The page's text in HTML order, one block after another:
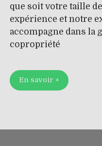
que soit votre taille
expérience et notre
accompagne dans la
copropriété
En savoir +